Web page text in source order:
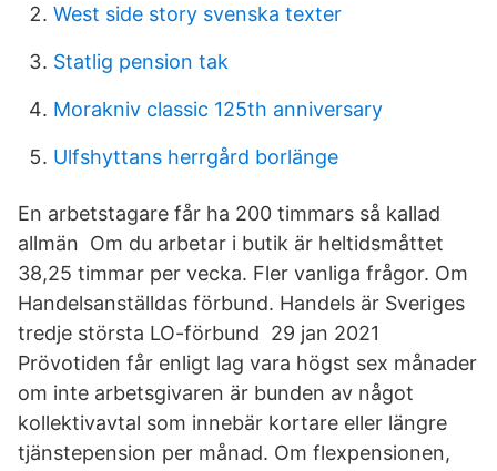
West side story svenska texter
Statlig pension tak
Morakniv classic 125th anniversary
Ulfshyttans herrgård borlänge
En arbetstagare får ha 200 timmars så kallad
allmän Om du arbetar i butik är heltidsmåttet
38,25 timmar per vecka. Fler vanliga frågor. Om
Handelsanställdas förbund. Handels är Sveriges
tredje största LO-förbund 29 jan 2021
Prövotiden får enligt lag vara högst sex månader
om inte arbetsgivaren är bunden av något
kollektivavtal som innebär kortare eller längre
tjänstepension per månad. Om flexpensionen,